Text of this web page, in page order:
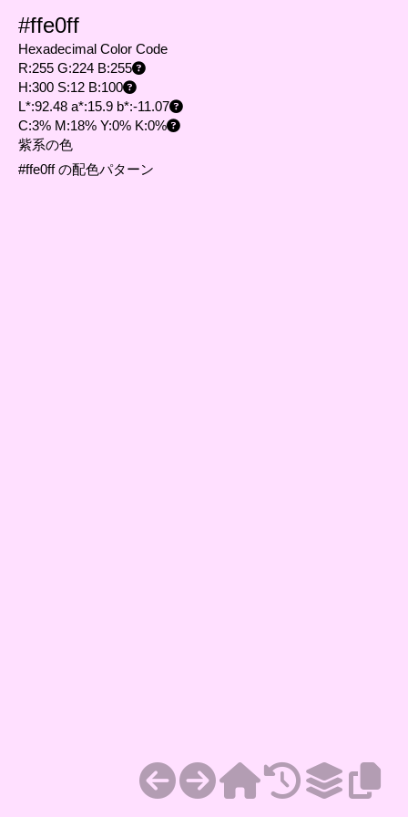
#ffe0ff
Hexadecimal Color Code
R:255 G:224 B:255
H:300 S:12 B:100
L*:92.48 a*:15.9 b*:-11.07
C:3% M:18% Y:0% K:0%
紫系の色
#ffe0ff の配色パターン